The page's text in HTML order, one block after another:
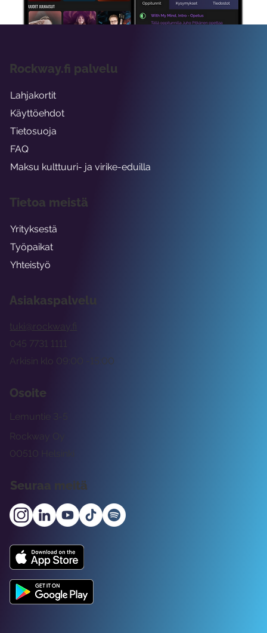
Asiakaspalvelu
tuki@rockway.fi
Arkisin klo 09:00 -15:00
045 7731 1111
Osoite
Rockway Oy
Lemuntie 3-5
00510 Helsinki
Seuraa meitä
Rockway.fi palvelu
Lahjakortit
Käyttöehdot
Tietosuoja
FAQ
Maksu kulttuuri- ja virike-eduilla
Tietoa meistä
Yrityksestä
Työpaikat
Yhteistyö